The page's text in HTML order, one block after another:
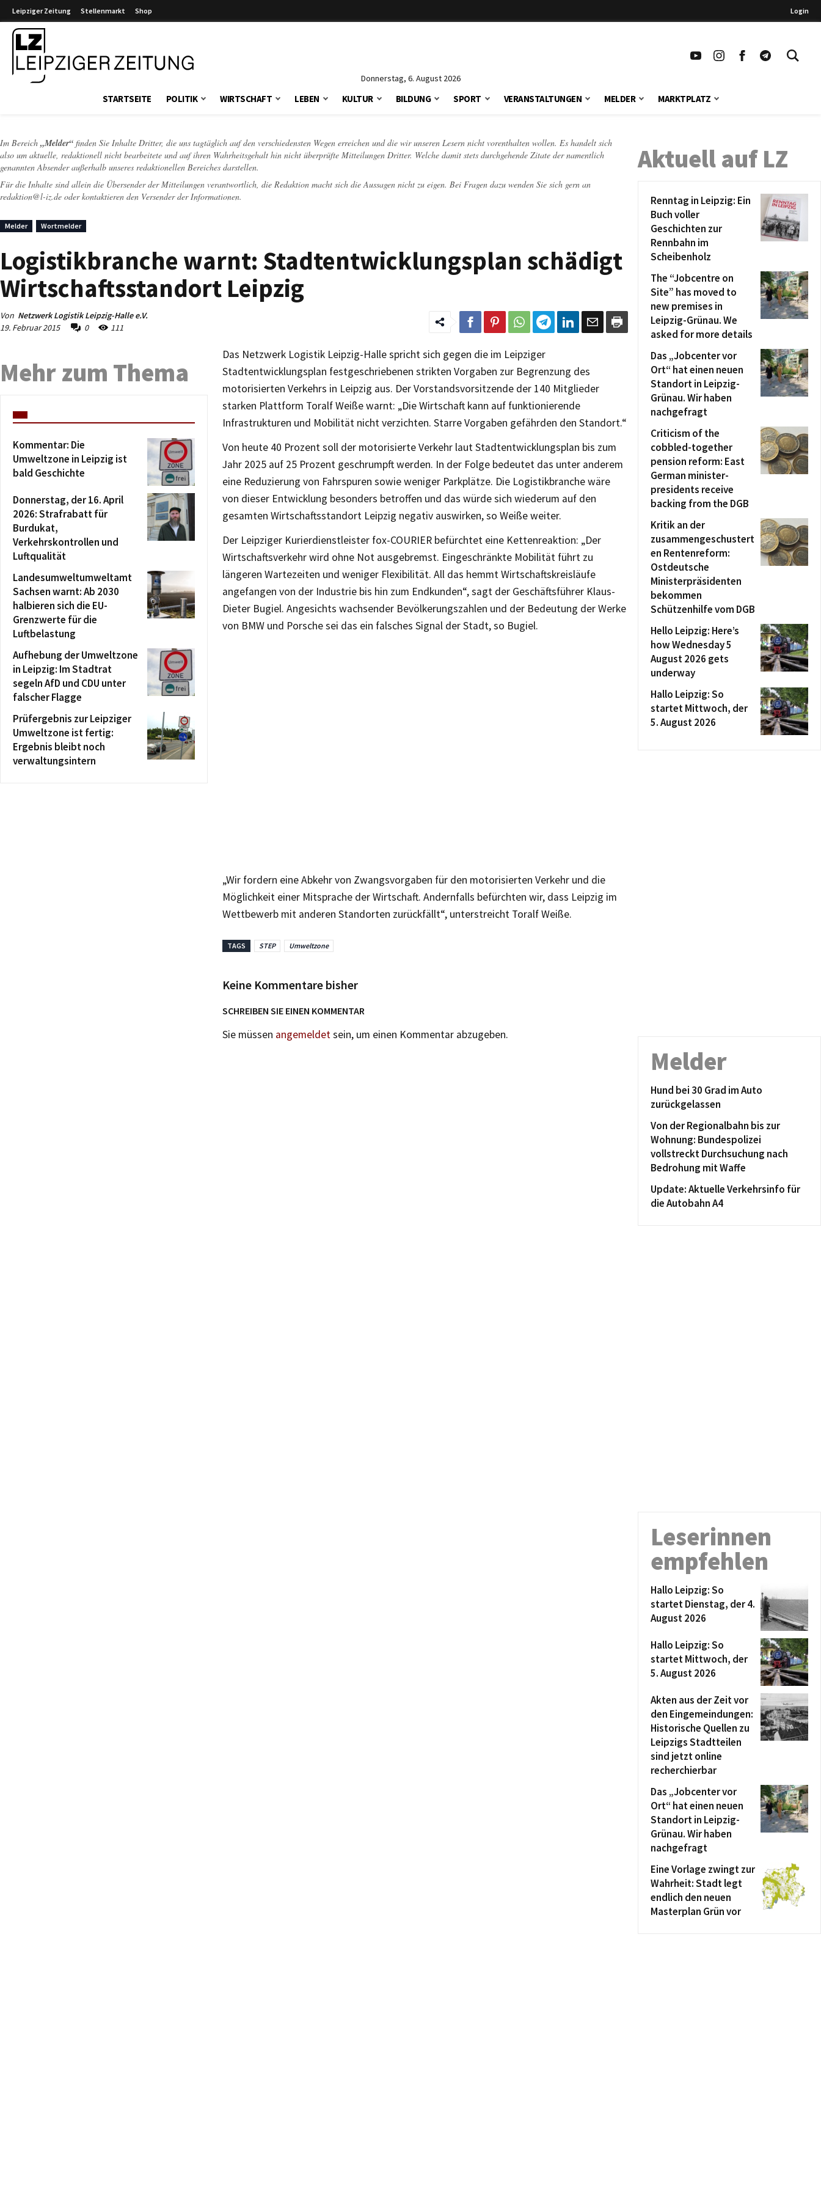
Leipziger Zeitung Stellenmarkt Shop Login
Donnerstag, 6. August 2026
STARTSEITE POLITIK WIRTSCHAFT LEBEN KULTUR BILDUNG SPORT VERANSTALTUNGEN MELDER MARKTPLATZ
Im Bereich „Melder“ finden Sie Inhalte Dritter, die uns tagtäglich auf den verschiedensten Wegen erreichen und die wir unseren Lesern nicht vorenthalten wollen. Es handelt sich
also um aktuelle, redaktionell nicht bearbeitete und auf ihren Wahrheitsgehalt hin nicht überprüfte Mitteilungen Dritter. Welche damit stets durchgehende Zitate der namentlich
genannten Absender außerhalb unseres redaktionellen Bereiches darstellen.
Für die Inhalte sind allein die Übersender der Mitteilungen verantwortlich, die Redaktion macht sich die Aussagen nicht zu eigen. Bei Fragen dazu wenden Sie sich gern an
redaktion@l-iz.de oder kontaktieren den Versender der Informationen.
Melder Wortmelder
Logistikbranche warnt: Stadtentwicklungsplan schädigt
Wirtschaftsstandort Leipzig
Von Netzwerk Logistik Leipzig-Halle e.V.
19. Februar 2015
0 111
Das Netzwerk Logistik Leipzig-Halle spricht sich gegen die im Leipziger
Stadtentwicklungsplan festgeschriebenen strikten Vorgaben zur Begrenzung des
motorisierten Verkehrs in Leipzig aus. Der Vorstandsvorsitzende der 140 Mitglieder
starken Plattform Toralf Weiße warnt: „Die Wirtschaft kann auf funktionierende
Infrastrukturen und Mobilität nicht verzichten. Starre Vorgaben gefährden den Standort.“
Von heute 40 Prozent soll der motorisierte Verkehr laut Stadtentwicklungsplan bis zum
Jahr 2025 auf 25 Prozent geschrumpft werden. In der Folge bedeutet das unter anderem
eine Reduzierung von Fahrspuren sowie weniger Parkplätze. Die Logistikbranche wäre
von dieser Entwicklung besonders betroffen und das würde sich wiederum auf den
gesamten Wirtschaftsstandort Leipzig negativ auswirken, so Weiße weiter.
Der Leipziger Kurierdienstleister fox-COURIER befürchtet eine Kettenreaktion: „Der
Wirtschaftsverkehr wird ohne Not ausgebremst. Eingeschränkte Mobilität führt zu
längeren Wartezeiten und weniger Flexibilität. All das hemmt Wirtschaftskreisläufe
angefangen von der Industrie bis hin zum Endkunden“, sagt der Geschäftsführer Klaus-
Dieter Bugiel. Angesichts wachsender Bevölkerungszahlen und der Bedeutung der Werke
von BMW und Porsche sei das ein falsches Signal der Stadt, so Bugiel.
„Wir fordern eine Abkehr von Zwangsvorgaben für den motorisierten Verkehr und die
Möglichkeit einer Mitsprache der Wirtschaft. Andernfalls befürchten wir, dass Leipzig im
Wettbewerb mit anderen Standorten zurückfällt“, unterstreicht Toralf Weiße.
TAGS STEP Umweltzone
Keine Kommentare bisher
SCHREIBEN SIE EINEN KOMMENTAR
Sie müssen angemeldetsein, um einen Kommentar abzugeben.
Mehr zum Thema
Kommentar: Die
Umweltzone in Leipzig ist
bald Geschichte
Donnerstag, der 16. April
2026: Strafrabatt für
Burdukat,
Verkehrskontrollen und
Luftqualität
Landesumweltumweltamt
Sachsen warnt: Ab 2030
halbieren sich die EU-
Grenzwerte für die
Luftbelastung
Aufhebung der Umweltzone
in Leipzig: Im Stadtrat
segeln AfD und CDU unter
falscher Flagge
Prüfergebnis zur Leipziger
Umweltzone ist fertig:
Ergebnis bleibt noch
verwaltungsintern
Aktuell auf LZ
Renntag in Leipzig: Ein
Buch voller
Geschichten zur
Rennbahn im
Scheibenholz
The “Jobcentre on
Site” has moved to
new premises in
Leipzig-Grünau. We
asked for more details
Das „Jobcenter vor
Ort“ hat einen neuen
Standort in Leipzig-
Grünau. Wir haben
nachgefragt
Criticism of the
cobbled-together
pension reform: East
German minister-
presidents receive
backing from the DGB
Kritik an der
zusammengeschustert
en Rentenreform:
Ostdeutsche
Ministerpräsidenten
bekommen
Schützenhilfe vom DGB
Hello Leipzig: Here’s
how Wednesday 5
August 2026 gets
underway
Hallo Leipzig: So
startet Mittwoch, der
5. August 2026
Melder
Hund bei 30 Grad im Auto
zurückgelassen
Von der Regionalbahn bis zur
Wohnung: Bundespolizei
vollstreckt Durchsuchung nach
Bedrohung mit Waffe
Update: Aktuelle Verkehrsinfo für
die Autobahn A4
Leserinnen
empfehlen
Hallo Leipzig: So
startet Dienstag, der 4.
August 2026
Hallo Leipzig: So
startet Mittwoch, der
5. August 2026
Akten aus der Zeit vor
den Eingemeindungen:
Historische Quellen zu
Leipzigs Stadtteilen
sind jetzt online
recherchierbar
Das „Jobcenter vor
Ort“ hat einen neuen
Standort in Leipzig-
Grünau. Wir haben
nachgefragt
Eine Vorlage zwingt zur
Wahrheit: Stadt legt
endlich den neuen
Masterplan Grün vor